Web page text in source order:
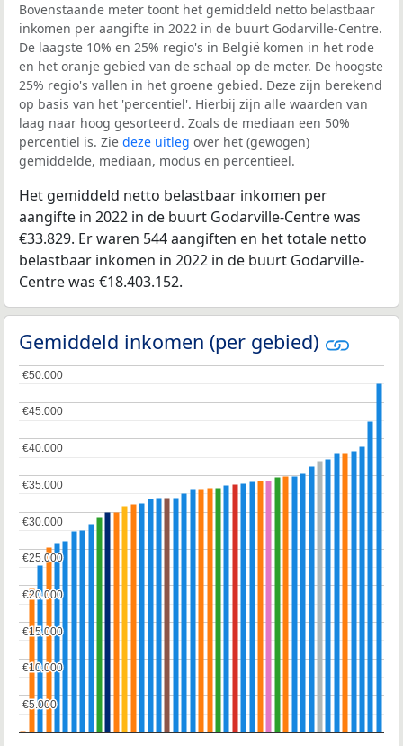
Bovenstaande meter toont het gemiddeld netto belastbaar
inkomen per aangifte in 2022 in de buurt Godarville-Centre.
De laagste 10% en 25% regio's in België komen in het rode
en het oranje gebied van de schaal op de meter. De hoogste
25% regio's vallen in het groene gebied. Deze zijn berekend
op basis van het 'percentiel'. Hierbij zijn alle waarden van
laag naar hoog gesorteerd. Zoals de mediaan een 50%
percentiel is. Zie deze uitleg over het (gewogen)
gemiddelde, mediaan, modus en percentieel.
Het gemiddeld netto belastbaar inkomen per
aangifte in 2022 in de buurt Godarville-Centre was
€33.829. Er waren 544 aangiften en het totale netto
belastbaar inkomen in 2022 in de buurt Godarville-
Centre was €18.403.152.
Gemiddeld inkomen (per gebied)
€5.000
€5.000
€10.000
€10.000
€15.000
€15.000
€20.000
€20.000
€25.000
€25.000
€30.000
€30.000
€35.000
€35.000
€40.000
€40.000
€45.000
€45.000
€50.000
€50.000